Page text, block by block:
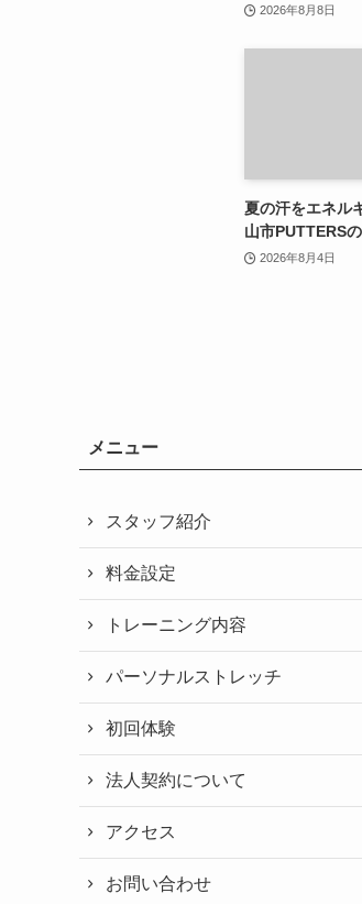
2026年8月8日
夏の汗をエネル
山市PUTTERS
2026年8月4日
メニュー
スタッフ紹介
料金設定
トレーニング内容
パーソナルストレッチ
初回体験
法人契約について
アクセス
お問い合わせ